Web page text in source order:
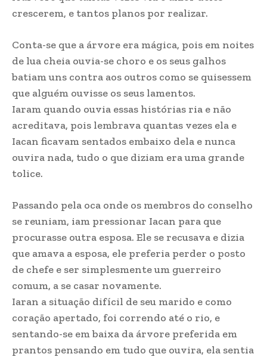
crescerem, e tantos planos por realizar.
Conta-se que a árvore era mágica, pois em noites
de lua cheia ouvia-se choro e os seus galhos
batiam uns contra aos outros como se quisessem
que alguém ouvisse os seus lamentos.
Iaram quando ouvia essas histórias ria e não
acreditava, pois lembrava quantas vezes ela e
Iacan ficavam sentados embaixo dela e nunca
ouvira nada, tudo o que diziam era uma grande
tolice.
Passando pela oca onde os membros do conselho
se reuniam, iam pressionar Iacan para que
procurasse outra esposa. Ele se recusava e dizia
que amava a esposa, ele preferia perder o posto
de chefe e ser simplesmente um guerreiro
comum, a se casar novamente.
Iaran a situação difícil de seu marido e como
coração apertado, foi correndo até o rio, e
sentando-se em baixa da árvore preferida em
prantos pensando em tudo que ouvira, ela sentia